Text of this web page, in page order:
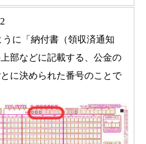
に「納付書（領収済通知
部などに記載する、公金の
に決められた番号のことで